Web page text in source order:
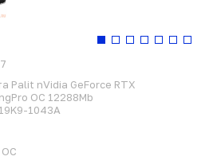
Palit nVidia GeForce RTX
OC 12288Mb
1043A